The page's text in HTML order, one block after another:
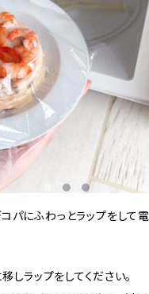
パにふわっとラップをして電
しラップをしてください。